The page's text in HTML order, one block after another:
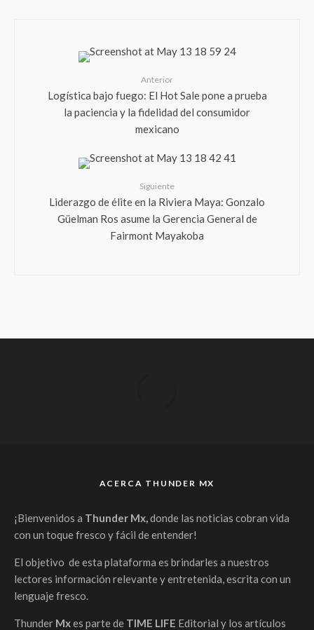
Anterior
Logística bajo fuego: El Hot Sale pone a prueba
la paciencia y la fidelidad del consumidor
mexicano
Siguiente
Liderazgo de élite en la Riviera Maya: Gonzalo
Güelman Ros asume la Gerencia General de
Fairmont Mayakoba
ACERCA THUNDER MX
¡Bienvenidos a Thunder Mx,donde las noticias cobran vida
con un toque fresco y fácil de entender!
El objetivo de esta plataforma es brindarles a nuestros
lectores información relevante y entretenida, escrita con un
lenguaje fresco.
Thunder Mxes parte de TIME LIFE Editorial y los artículos